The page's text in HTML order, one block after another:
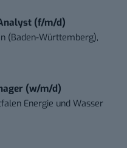
(f/m/d)
(Baden-Württemberg),
(w/m/d)
Energie und Wasser